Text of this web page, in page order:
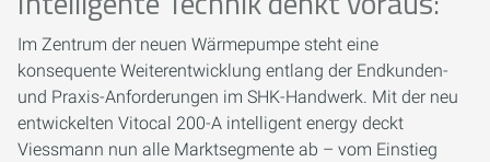
Im Zentrum der neuen Wärmepumpe steht eine
konsequente Weiterentwicklung entlang der Endkunden-
und Praxis-Anforderungen im SHK-Handwerk. Mit der neu
entwickelten Vitocal 200-A intelligent energy deckt
Viessmann nun alle Marktsegmente ab – vom Einstieg